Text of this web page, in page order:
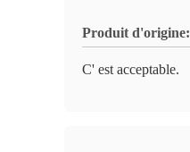
Produit d'origine:
C' est acceptable.